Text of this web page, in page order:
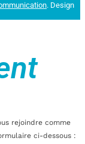
. Design
rejoindre comme
ci-dessous :